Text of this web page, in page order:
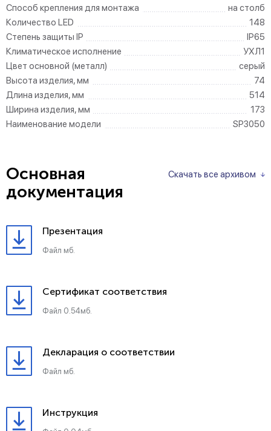
Способ крепления для монтажа
на столб
Количество LED
148
Степень защиты IP
IP65
Климатическое исполнение
УХЛ1
Цвет основной (металл)
серый
Высота изделия, мм
74
Длина изделия, мм
514
Ширина изделия, мм
173
Наименование модели
SP3050
Скачать все архивом
Основная
документация
Презентация
Файл мб.
Сертификат соответствия
Файл 0.54мб.
Декларация о соответствии
Файл мб.
Инструкция